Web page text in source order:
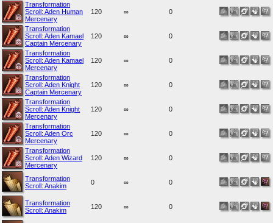
Transformation
Scroll: Aden Human
Mercenary
120 ∞ 0
Transformation
Scroll: Aden Kamael
Captain Mercenary
120 ∞ 0
Transformation
Scroll: Aden Kamael
Mercenary
120 ∞ 0
Transformation
Scroll: Aden Knight
Captain Mercenary
120 ∞ 0
Transformation
Scroll: Aden Knight
Mercenary
120 ∞ 0
Transformation
Scroll: Aden Orc
Mercenary
120 ∞ 0
Transformation
Scroll: Aden Wizard
Mercenary
120 ∞ 0
Transformation
Scroll: Anakim
0 ∞ 0
Transformation
Scroll: Anakim
120 ∞ 0